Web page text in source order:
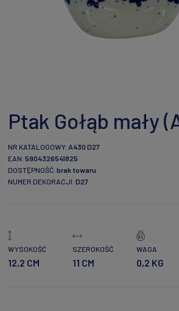
Ptak Gołąb mały
NR KATALOGOWY: A430 D27
EAN: 5904326541825
DOSTĘPNOŚĆ: brak towaru
NUMER DEKORACJI: D27
WYSOKOŚĆ
12,2 CM
SZEROKOŚĆ
11 CM
WAGA
0,2 KG